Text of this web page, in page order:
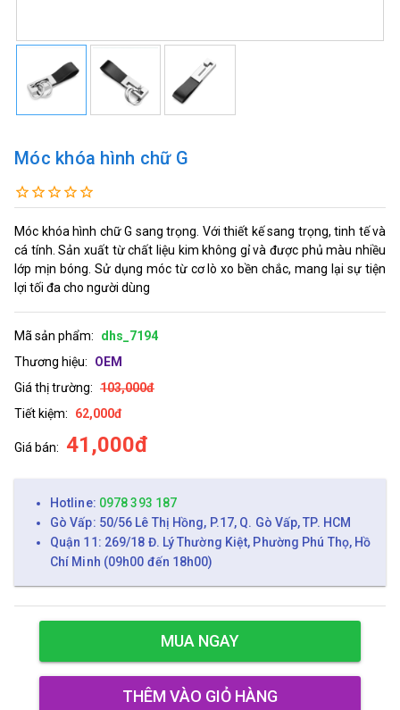
Móc khóa hình chữ G
Móc khóa hình chữ G sang trọng. Với thiết kế sang trọng, tinh tế và
cá tính. Sản xuất từ chất liệu kim không gỉ và được phủ màu nhiều
lớp mịn bóng. Sử dụng móc từ cơ lò xo bền chắc, mang lại sự tiện
lợi tối đa cho người dùng
Mã sản phẩm:
dhs_7194
Thương hiệu:
OEM
Giá thị trường: 103,000đ
Tiết kiệm:
62,000đ
Giá bán: 41,000đ
Hotline: 0978 393 187
Gò Vấp: 50/56 Lê Thị Hồng, P.17, Q. Gò Vấp, TP. HCM
Quận 11: 269/18 Đ. Lý Thường Kiệt, Phường Phú Thọ, Hồ
Chí Minh (09h00 đến 18h00)
MUA NGAY
THÊM VÀO GIỎ HÀNG